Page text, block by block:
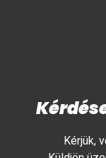
Kérjük,